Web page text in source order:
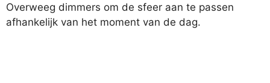
Overweeg dimmers om de sfeer aan te passen
afhankelijk van het moment van de dag.